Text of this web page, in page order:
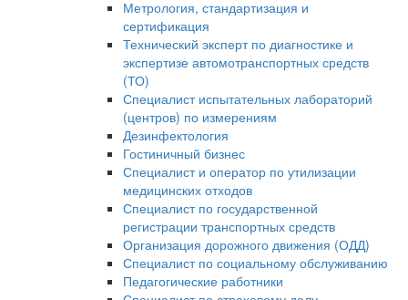
Метрология, стандартизация и
сертификация
Технический эксперт по диагностике и
экспертизе автомотранспортных средств
(ТО)
Специалист испытательных лабораторий
(центров) по измерениям
Дезинфектология
Гостиничный бизнес
Специалист и оператор по утилизации
медицинских отходов
Специалист по государственной
регистрации транспортных средств
Организация дорожного движения (ОДД)
Специалист по социальному обслуживанию
Педагогические работники